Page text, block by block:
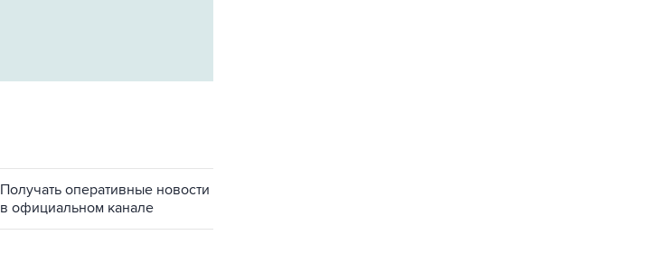
Получать оперативные новости
в официальном канале